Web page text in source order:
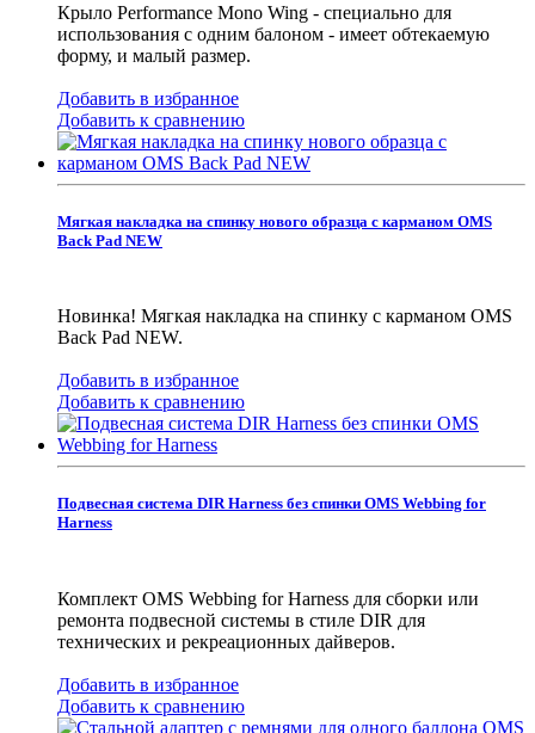
Крыло Performance Mono Wing - специально для
использования с одним балоном - имеет обтекаемую
форму, и малый размер.
Добавить в избранное
Добавить к сравнению
Мягкая накладка на спинку нового образца с карманом OMS
Back Pad NEW
Новинка! Мягкая накладка на спинку с карманом OMS
Back Pad NEW.
Добавить в избранное
Добавить к сравнению
Подвесная система DIR Harness без спинки OMS Webbing for
Harness
Комплект OMS Webbing for Harness для сборки или
ремонта подвесной системы в стиле DIR для
технических и рекреационных дайверов.
Добавить в избранное
Добавить к сравнению